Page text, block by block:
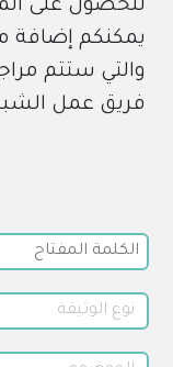
للحصول على
يمكنكم إضافة
والتي ستتم
فريق عمل